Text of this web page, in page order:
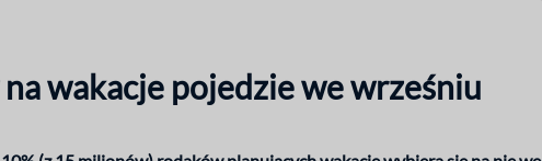
wakacje pojedzie we wrześniu